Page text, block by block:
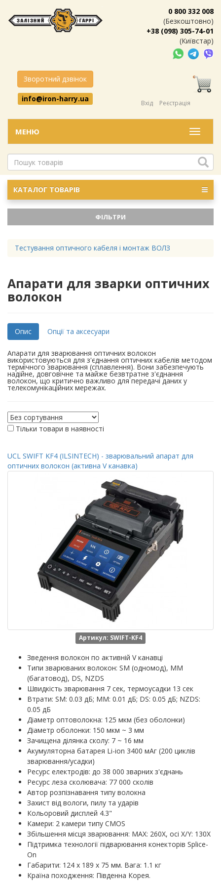
0 800 332 008
(Безкоштовно)
+38 (098) 305-74-01
(Київстар)
Зворотний дзвінок
info@iron-harry.ua
Вхід Реєстрація
Меню
МЕНЮ
КАТАЛОГ ТОВАРІВ
ФІЛЬТРИ
Тестування оптичного кабеля і монтаж ВОЛЗ
Апарати для зварки оптичних
волокон
Опис Опції та аксесуари
Апарати для зварювання оптичних волокон
використовуються для з'єднання оптичних кабелів методом
термічного зварювання (сплавлення). Вони забезпечують
надійне, довговічне та майже безвтратне з'єднання
волокон, що критично важливо для передачі даних у
телекомунікаційних мережах.
Тільки товари в наявності
UCL SWIFT KF4 (ILSINTECH) - зварювальний апарат для
оптичних волокон (активна V канавка)
Артикул: SWIFT-KF4
Зведення волокон по активній V канавці
Типи зварюваних волокон: SM (одномод), MM
(багатовод), DS, NZDS
Швидкість зварювання 7 сек, термоусадки 13 сек
Втрати: SM: 0.03 дБ; MM: 0.01 дБ; DS: 0.05 дБ; NZDS:
0.05 дБ
Діаметр оптоволокна: 125 мкм (без оболонки)
Діаметр оболонки: 150 мкм ~ 3 мм
Зачищена ділянка сколу: 7 ~ 16 мм
Акумуляторна батарея Li-ion 3400 мАг (200 циклів
зварювання/усадки)
Ресурс електродів: до 38 000 зварних з'єднань
Ресурс леза сколювача: 77 000 сколів
Автор розпізнавання типу волокна
Захист від вологи, пилу та ударів
Кольоровий дисплей 4.3"
Камери: 2 камери типу CMOS
Збільшення місця зварювання: MAX: 260X, осі X/Y: 130X
Підтримка технології підварювання конекторів Splice-
On
Габарити: 124 х 189 х 75 мм. Вага: 1.1 кг
Країна походження: Південна Корея.